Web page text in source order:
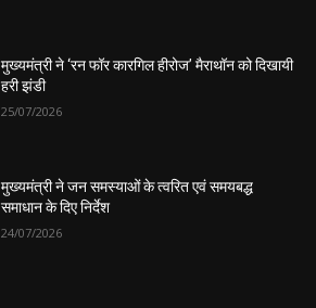
मुख्यमंत्री ने ‘रन फॉर कारगिल हीरोज’ मैराथॉन को दिखायी
हरी झंडी
25/07/2026
मुख्यमंत्री ने जन समस्याओं के त्वरित एवं समयबद्ध
समाधान के दिए निर्देश
24/07/2026